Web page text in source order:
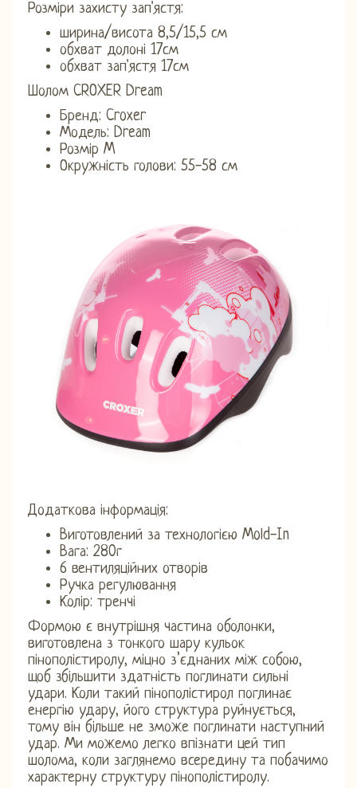
Розміри захисту зап'ястя:
ширина/висота 8,5/15,5 см
обхват долоні 17см
обхват зап'ястя 17см
Шолом CROXER Dream
Бренд: Croxer
Модель: Dream
Розмір M
Окружність голови: 55-58 см
Додаткова інформація:
Виготовлений за технологією Mold-In
Вага: 280г
6 вентиляційних отворів
Ручка регулювання
Колір: тренчі
Формою є внутрішня частина оболонки,
виготовлена ​​з тонкого шару кульок
пінополістиролу, міцно з’єднаних між собою,
щоб збільшити здатність поглинати сильні
удари. Коли такий пінополістирол поглинає
енергію удару, його структура руйнується,
тому він більше не зможе поглинати наступний
удар. Ми можемо легко впізнати цей тип
шолома, коли заглянемо всередину та побачимо
характерну структуру пінополістиролу.